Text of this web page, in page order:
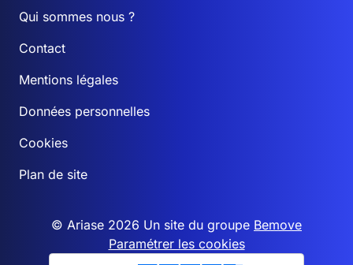
Qui sommes nous ?
Contact
Mentions légales
Données personnelles
Cookies
Plan de site
© Ariase 2026 Un site du groupe Bemove
Paramétrer les cookies